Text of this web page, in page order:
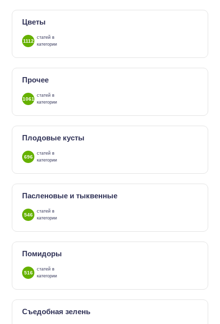
Цветы
1112
статей в
категории
Прочее
1061
статей в
категории
Плодовые кусты
696
статей в
категории
Пасленовые и тыквенные
546
статей в
категории
Помидоры
516
статей в
категории
Съедобная зелень